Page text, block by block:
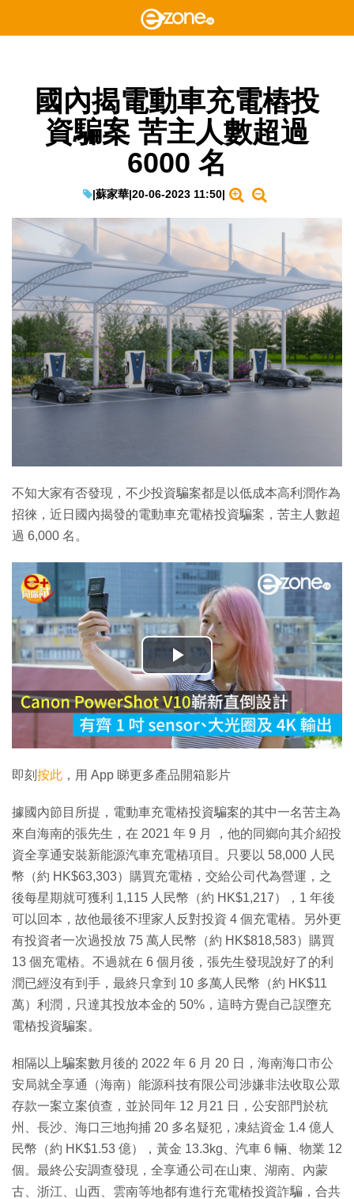
國內揭電動車充電樁投
資騙案 苦主人數超過
6000 名
|蘇家華|20-06-2023 11:50|
不知大家有否發現，不少投資騙案都是以低成本高利潤作為
招徠，近日國內揭發的電動車充電樁投資騙案，苦主人數超
過 6,000 名。
播
放
影
片
即刻 按此 ，用 App 睇更多產品開箱影片
據國內節目所提，電動車充電樁投資騙案的其中一名苦主為
來自海南的張先生，在 2021 年 9 月 ，他的同鄉向其介紹投
資全享通安裝新能源汽車充電樁項目。只要以 58,000 人民
幣（約 HK$63,303）購買充電樁，交給公司代為營運，之
後每星期就可獲利 1,115 人民幣（約 HK$1,217），1 年後
可以回本，故他最後不理家人反對投資 4 個充電樁。另外更
有投資者一次過投放 75 萬人民幣（約 HK$818,583）購買
13 個充電樁。不過就在 6 個月後，張先生發現說好了的利
潤已經沒有到手，最終只拿到 10 多萬人民幣（約 HK$11
萬）利潤，只達其投放本金的 50%，這時方覺自己誤墮充
電樁投資騙案。
相隔以上騙案數月後的 2022 年 6 月 20 日，海南海口市公
安局就全享通（海南）能源科技有限公司涉嫌非法收取公眾
存款一案立案偵查，並於同年 12 月21 日，公安部門於杭
州、長沙、海口三地拘捕 20 多名疑犯，凍結資金 1.4 億人
民幣（約 HK$1.53 億），黃金 13.3kg、汽車 6 輛、物業 12
個。最終公安調查發現，全享通公司在山東、湖南、內蒙
古、浙江、山西、雲南等地都有進行充電樁投資詐騙，合共